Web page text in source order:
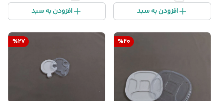
افزودن به سبد افزودن به سبد
%20
%27